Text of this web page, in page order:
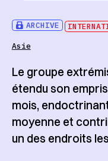
ARCHIVE
Asie
Le groupe
étendu son
mois,
moyenne et
un des endroits les